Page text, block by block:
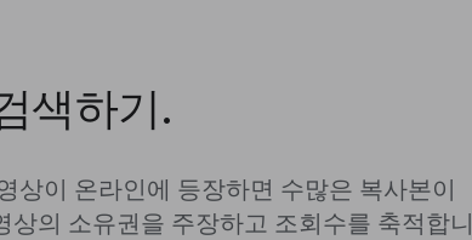
색하기.
상이 온라인에 등장하면 수많은 복사본이
상의 소유권을 주장하고 조회수를 축적합니